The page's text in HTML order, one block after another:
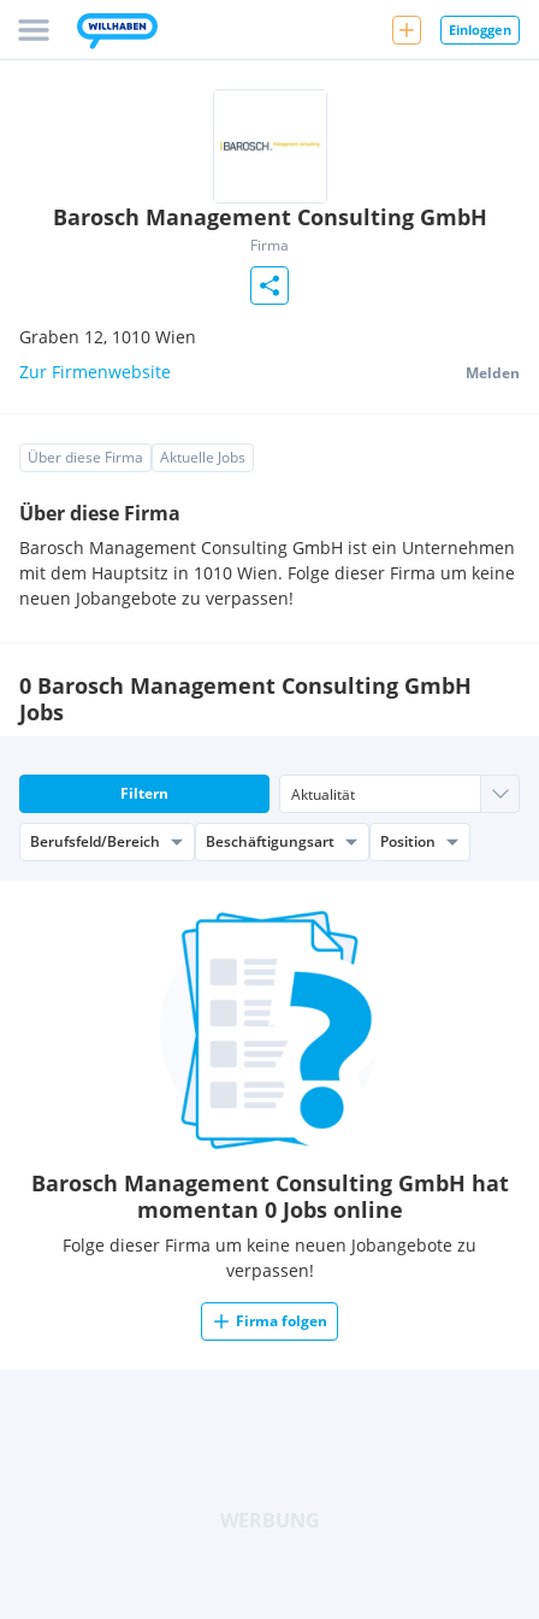
Einloggen
Barosch Management Consulting GmbH
Firma
Graben 12, 1010 Wien
Zur Firmenwebsite
Melden
Über diese Firma Aktuelle Jobs
Über diese Firma
Barosch Management Consulting GmbH ist ein Unternehmen
mit dem Hauptsitz in 1010 Wien. Folge dieser Firma um keine
neuen Jobangebote zu verpassen!
0 Barosch Management Consulting GmbH
Jobs
Filtern
Berufsfeld/Bereich Beschäftigungsart Position
Barosch Management Consulting GmbH hat
momentan 0 Jobs online
Folge dieser Firma um keine neuen Jobangebote zu
verpassen!
Firma folgen